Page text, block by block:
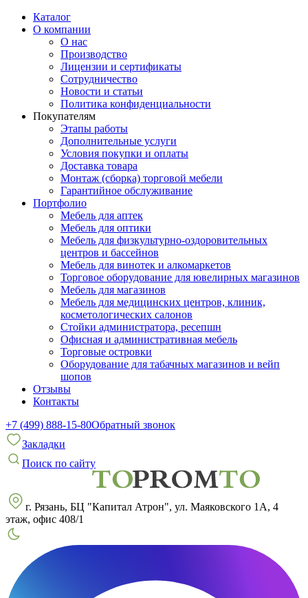
Каталог
О компании
О нас
Производство
Лицензии и сертификаты
Сотрудничество
Новости и статьи
Политика конфиденциальности
Покупателям
Этапы работы
Дополнительные услуги
Условия покупки и оплаты
Доставка товара
Монтаж (сборка) торговой мебели
Гарантийное обслуживание
Портфолио
Мебель для аптек
Мебель для оптики
Мебель для физкультурно-оздоровительных
центров и бассейнов
Мебель для винотек и алкомаркетов
Торговое оборудование для ювелирных магазинов
Мебель для магазинов
Мебель для медицинских центров, клиник,
косметологических салонов
Стойки администратора, ресепшн
Офисная и административная мебель
Торговые островки
Оборудование для табачных магазинов и вейп
шопов
Отзывы
Контакты
+7 (499) 888-15-80Обратный звонок
Закладки
Поиск по сайту
г. Рязань, БЦ "Капитал Атрон", ул. Маяковского 1А, 4
этаж, офис 408/1